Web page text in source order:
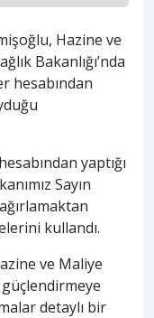
Hazine ve
Bakanlığı’nda
hesabından
yaptığı
Sayın
kullandı.
ve Maliye
detaylı bir